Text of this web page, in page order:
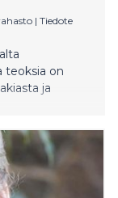
| Tiedote
teoksia on
ja